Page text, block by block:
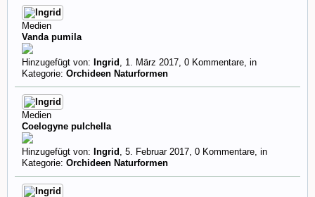
Medien
Vanda pumila
Hinzugefügt von: Ingrid , 1. März 2017, 0 Kommentare, in
Kategorie: Orchideen Naturformen
Medien
Coelogyne pulchella
Hinzugefügt von: Ingrid , 5. Februar 2017, 0 Kommentare, in
Kategorie: Orchideen Naturformen